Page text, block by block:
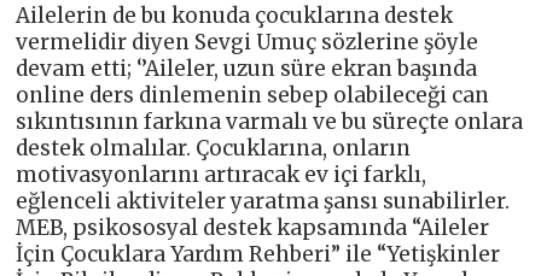
Ailelerin de bu konuda çocuklarına destek
vermelidir diyen Sevgi Umuç sözlerine şöyle
devam etti; ‘’Aileler, uzun süre ekran başında
online ders dinlemenin sebep olabileceği can
sıkıntısının farkına varmalı ve bu süreçte onlara
destek olmalılar. Çocuklarına, onların
motivasyonlarını artıracak ev içi farklı,
eğlenceli aktiviteler yaratma şansı sunabilirler.
MEB, psikososyal destek kapsamında “Aileler
İçin Çocuklara Yardım Rehberi” ile “Yetişkinler